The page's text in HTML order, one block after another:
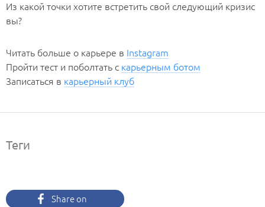
Из какой точки хотите встретить свой следующий кризис
вы?
Читать больше о карьере в Instagram
Пройти тест и поболтать с карьерным ботом
Записаться в карьерный клуб
Теги
Share on